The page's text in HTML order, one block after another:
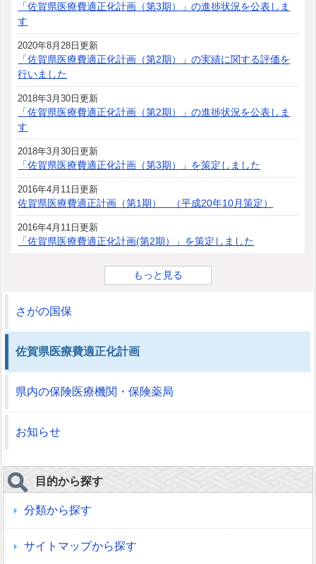
「佐賀県医療費適正化計画（第3期）」の進捗状況を公表しま
す
2020年8月28日更新
「佐賀県医療費適正化計画（第2期）」の実績に関する評価を
行いました
2018年3月30日更新
「佐賀県医療費適正化計画（第2期）」の進捗状況を公表しま
す
2018年3月30日更新
「佐賀県医療費適正化計画（第3期）」を策定しました
2016年4月11日更新
佐賀県医療費適正計画（第1期） （平成20年10月策定）
2016年4月11日更新
「佐賀県医療費適正化計画(第2期）」を策定しました
もっと見る
さがの国保
佐賀県医療費適正化計画
県内の保険医療機関・保険薬局
お知らせ
目的から探す
分類から探す
サイトマップから探す